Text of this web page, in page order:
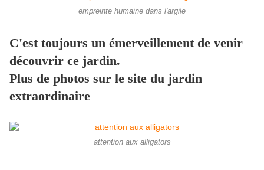
empreinte humaine dans l'argile
C'est toujours un émerveillement de venir
découvrir ce jardin.
Plus de photos sur le site du jardin
extraordinaire
attention aux alligators